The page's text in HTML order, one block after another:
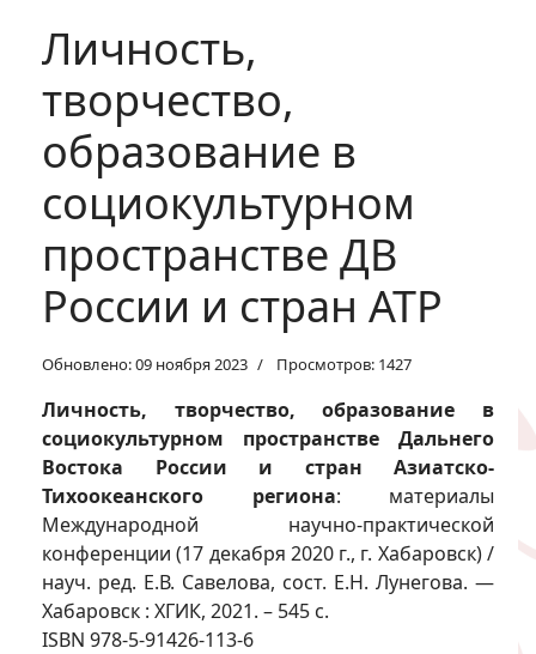
Личность,
творчество,
образование в
социокультурном
пространстве ДВ
России и стран АТР
Обновлено: 09 ноября 2023 Просмотров: 1427
Личность, творчество, образование в
социокультурном пространстве Дальнего
Востока России и стран Азиатско-
Тихоокеанского региона: материалы
Международной научно-практической
конференции (17 декабря 2020 г., г. Хабаровск) /
науч. ред. Е.В. Савелова, сост. Е.Н. Лунегова. —
Хабаровск : ХГИК, 2021. – 545 с.
ISBN 978-5-91426-113-6